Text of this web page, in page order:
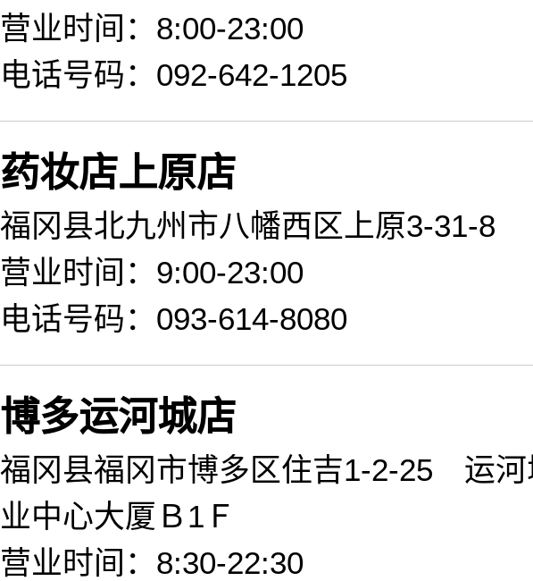
营业时间：8:00-23:00
电话号码：092-642-1205
药妆店上原店
福冈县北九州市八幡西区上原3-31-8
营业时间：9:00-23:00
电话号码：093-614-8080
博多运河城店
福冈县福冈市博多区住吉1-2-25 运河
业中心大厦Ｂ1Ｆ
营业时间：8:30-22:30